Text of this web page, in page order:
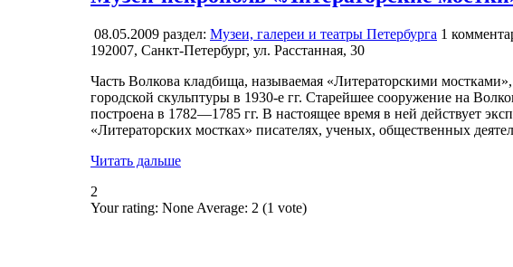
08.05.2009 раздел: Музеи, галереи и театры Петербурга 1
192007, Санкт-Петербург, ул. Расстанная, 30
Часть Волкова кладбища, называемая «Литераторскими мостками»,
городской скульптуры в 1930-е гг. Старейшее сооружение на
построена в 1782—1785 гг. В настоящее время в ней действует
«Литераторских мостках» писателях, ученых, общественных
Читать дальше
2
Your rating: None Average: 2 (1 vote)